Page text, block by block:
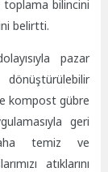
toplama bilincini
belirtti.
pazar
kompost gübre
geri
temiz ve
atıklarını